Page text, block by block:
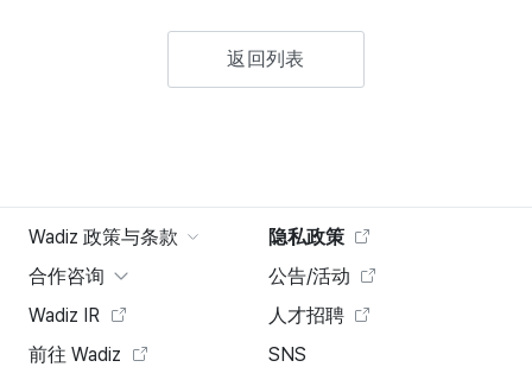
返回列表
Wadiz 政策与条款
隐私政策
合作咨询
公告/活动
Wadiz IR
人才招聘
前往 Wadiz
SNS